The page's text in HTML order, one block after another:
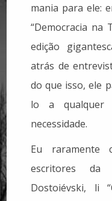
mania para ele:
“Democracia na
edição
atrás de
do que isso, ele
lo a qualquer
necessidade.
Eu raramente
escritores
Dostoiévski, li